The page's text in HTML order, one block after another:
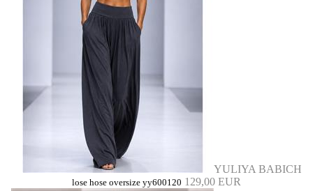
YULIYA BABICH
lose hose oversize yy600120 129,00 EUR